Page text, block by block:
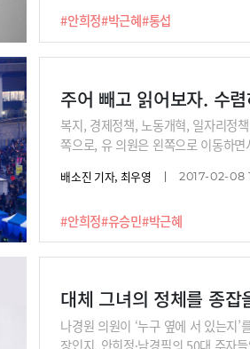
#안희정#박근혜#통섭
주어 빼고 읽어보자. 수
#안희정#유승민#박근혜
복지, 경제정책, 노동개혁, 일자리정
쪽으로, 유 의원은 왼쪽으로 이동하
배소진 기자, 최우영 2017-02-08
대체 그녀의 정체를 종잡
나경원 의원이 ‘누구 옆에 서 있는지
장인지, 안희정·남경필의 50대 주자